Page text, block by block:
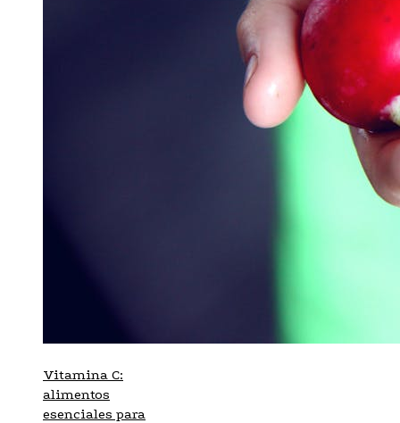
Vitamina C:
alimentos
esenciales para